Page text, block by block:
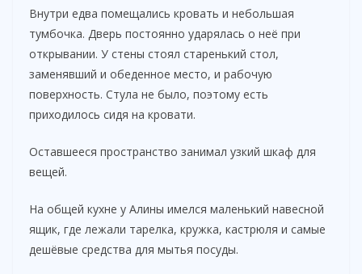
Внутри едва помещались кровать и небольшая
тумбочка. Дверь постоянно ударялась о неё при
открывании. У стены стоял старенький стол,
заменявший и обеденное место, и рабочую
поверхность. Стула не было, поэтому есть
приходилось сидя на кровати.
Оставшееся пространство занимал узкий шкаф для
вещей.
На общей кухне у Алины имелся маленький навесной
ящик, где лежали тарелка, кружка, кастрюля и самые
дешёвые средства для мытья посуды.